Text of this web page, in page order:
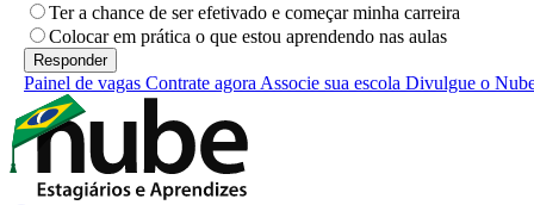
Ter a chance de ser efetivado e começar minha carreira
Colocar em prática o que estou aprendendo nas aulas
Painel de vagas Contrate agora Associe sua escola Divulgue o